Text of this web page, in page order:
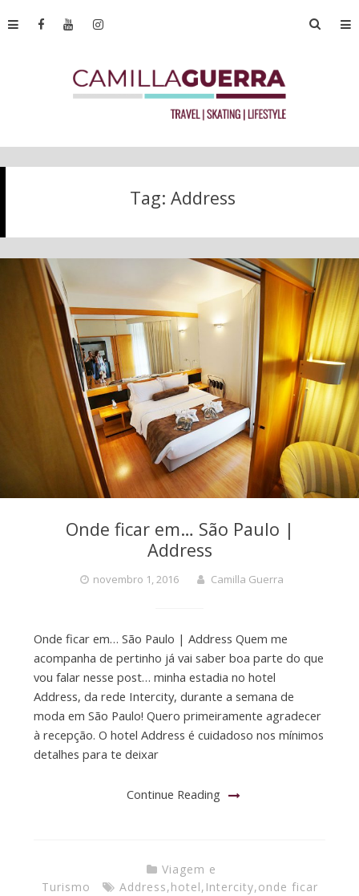
Tag: Address
Onde ficar em… São Paulo |
Address
novembro 1, 2016 Camilla Guerra
Onde ficar em… São Paulo | Address Quem me
acompanha de pertinho já vai saber boa parte do que
vou falar nesse post… minha estadia no hotel
Address, da rede Intercity, durante a semana de
moda em São Paulo! Quero primeiramente agradecer
à recepção. O hotel Address é cuidadoso nos mínimos
detalhes para te deixar
Continue Reading
Viagem e
Turismo
Address,hotel, Intercity,onde ficar